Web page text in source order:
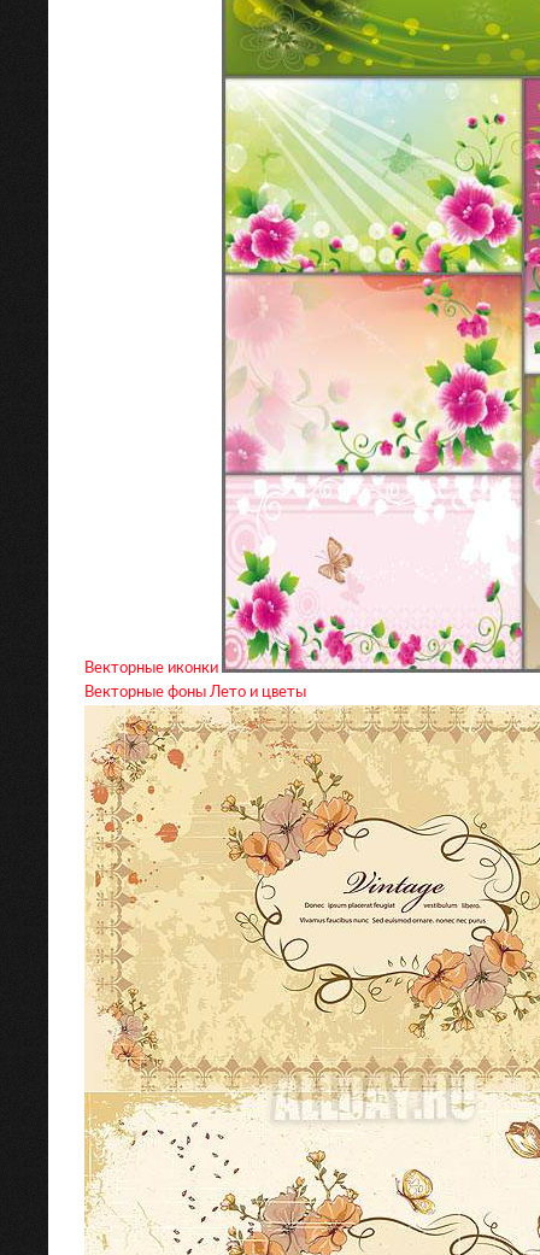
Векторные иконки
Векторные фоны Лето и цветы